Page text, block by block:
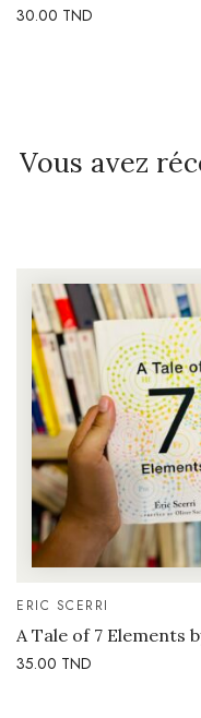
30.00 TND
Vous avez
ERIC SCERRI
A Tale of 7 Elements
35.00 TND